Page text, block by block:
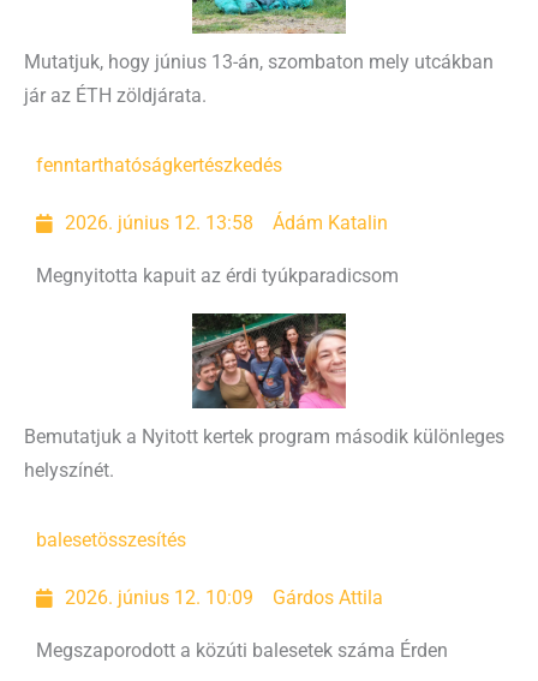
Mutatjuk, hogy június 13-án, szombaton mely utcákban
jár az ÉTH zöldjárata.
fenntarthatóságkertészkedés
2026. június 12. 13:58 Ádám Katalin
Megnyitotta kapuit az érdi tyúkparadicsom
Bemutatjuk a Nyitott kertek program második különleges
helyszínét.
balesetösszesítés
2026. június 12. 10:09 Gárdos Attila
Megszaporodott a közúti balesetek száma Érden